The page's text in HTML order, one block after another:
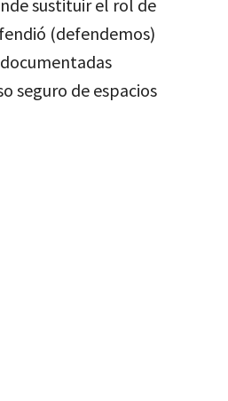
sustituir el rol de
(defendemos)
seguro de espacios